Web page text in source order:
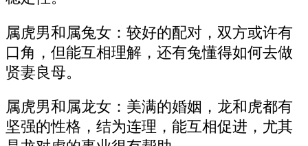
属虎男和属兔女：较好的配对，双方或许有
口角，但能互相理解，还有兔懂得如何去做
贤妻良母。
属虎男和属龙女：美满的婚姻，龙和虎都有
坚强的性格，结为连理，能互相促进，尤其